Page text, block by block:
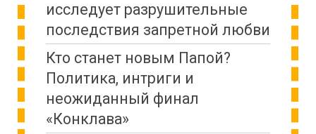
исследует разрушительные
последствия запретной любви
Кто станет новым Папой?
Политика, интриги и
неожиданный финал
«Конклава»